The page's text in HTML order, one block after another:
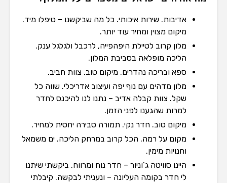
אדיבות. שירות איכותי. כל מה שביקשנו – טיפלו מיד.
מיקום מצוין ומחיר עוד יותר.
מלון קרוב לטיילת היפהפייה, לרכבל ולגלגל ענק.
הליכה מופלאה בסביבת המלון.
ספא ובריכה נהדרים. מיקום טוב. צוות חביב.
מלון מדהים עם נוף יפה ועיצוב אדריכלי. שווה כל
שקל. צוות קבלה אדיב – נתנו לנו להיכנס לחדר
למרות שהגענו לפני הזמן.
מיקום טוב. חדר נקי. תמורה סבירה יחסית למחיר.
מקום על רמה. הכל קרוב במרחק הליכה. ים משמאל
וחנויות מימין.
היינו סוויטה ג’וניור – חדר נוח ומרווח. ביקשתי שיתנו
לי חדר בקומה העליונה – ונעניתי לבקשה. קיבלתי